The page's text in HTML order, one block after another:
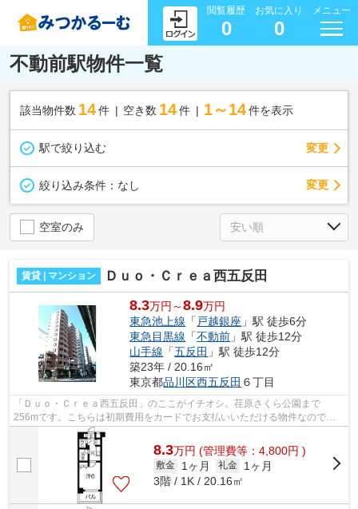
閲覧履歴
0
お気に入り
0
メニュー
不動前駅物件一覧
該当物件数 14件 空き数 14 件 1～14 件を表示
駅で絞り込む 変更
絞り込み条件： なし 変更
空室のみ
賃貸 | マンション Ｄｕｏ・Ｃｒｅａ西五反田
8.3万円～8.9万円
東急池上線 「 戸越銀座 」駅 徒歩6分
東急目黒線 「不動前 」駅 徒歩12分
山手線 「五反田 」駅 徒歩12分
築23年 / 20.16㎡
東京都品川区西五反田 ６丁目
「Ｄｕｏ・Ｃｒｅａ西五反田」のここがイチオシ。荏原さくら公園まで
256mです。こちらは初期費用をカードでお支払いいただける物件なので、
支払い手続きの手間が省けます。こちらの物...
8.3万円 (管理費等：4,800円 )
敷金 1ヶ月 礼金
1ヶ月
3階 / 1K / 20.16㎡